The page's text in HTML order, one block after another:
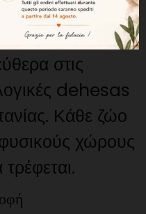
από
ιβηρικής φυλής
στις
dehesas
Κάθε ζώο
φυσικούς χώρους
τρέφεται.